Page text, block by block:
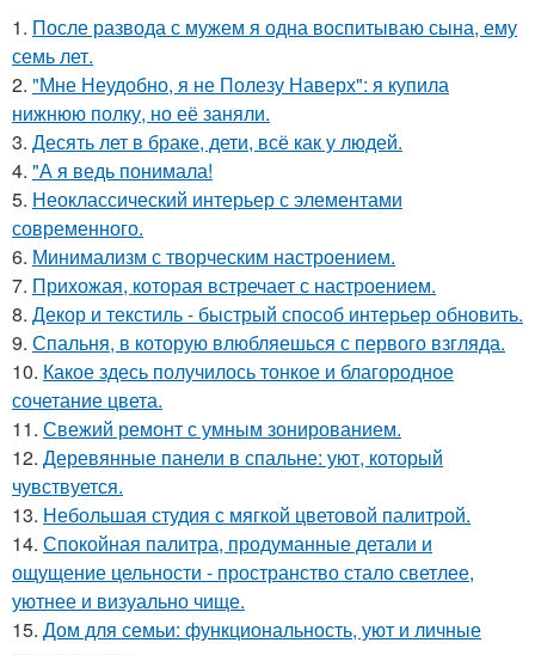
1. После развода с мужем я одна воспитываю сына, ему
семь лет.
2. "Мне Неудобно, я не Полезу Наверх": я купила
нижнюю полку, но её заняли.
3. Десять лет в браке, дети, всё как у людей.
4. "А я ведь понимала!
5. Неоклассический интерьер с элементами
современного.
6. Минимализм с творческим настроением.
7. Прихожая, которая встречает с настроением.
8. Декор и текстиль - быстрый способ интерьер обновить.
9. Спальня, в которую влюбляешься с первого взгляда.
10. Какое здесь получилось тонкое и благородное
сочетание цвета.
11. Свежий ремонт с умным зонированием.
12. Деревянные панели в спальне: уют, который
чувствуется.
13. Небольшая студия с мягкой цветовой палитрой.
14. Спокойная палитра, продуманные детали и
ощущение цельности - пространство стало светлее,
уютнее и визуально чище.
15. Дом для семьи: функциональность, уют и личные